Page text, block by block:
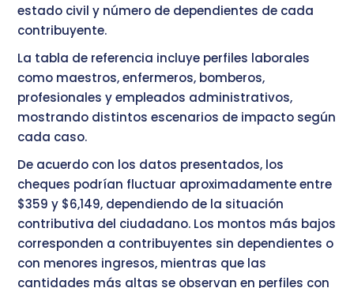
estado civil y número de dependientes de cada
contribuyente.
La tabla de referencia incluye perfiles laborales
como maestros, enfermeros, bomberos,
profesionales y empleados administrativos,
mostrando distintos escenarios de impacto según
cada caso.
De acuerdo con los datos presentados, los
cheques podrían fluctuar aproximadamente entre
$359 y $6,149, dependiendo de la situación
contributiva del ciudadano. Los montos más bajos
corresponden a contribuyentes sin dependientes o
con menores ingresos, mientras que las
cantidades más altas se observan en perfiles con